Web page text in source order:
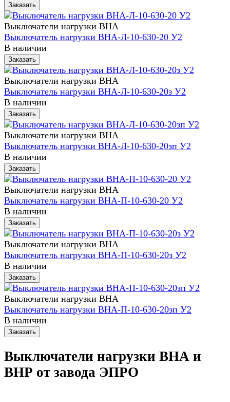
Заказать
Выключатели нагрузки ВНА
Выключатель нагрузки ВНА-Л-10-630-20 У2
В наличии
Заказать
Выключатели нагрузки ВНА
Выключатель нагрузки ВНА-Л-10-630-20з У2
В наличии
Заказать
Выключатели нагрузки ВНА
Выключатель нагрузки ВНА-Л-10-630-20зп У2
В наличии
Заказать
Выключатели нагрузки ВНА
Выключатель нагрузки ВНА-П-10-630-20 У2
В наличии
Заказать
Выключатели нагрузки ВНА
Выключатель нагрузки ВНА-П-10-630-20з У2
В наличии
Заказать
Выключатели нагрузки ВНА
Выключатель нагрузки ВНА-П-10-630-20зп У2
В наличии
Заказать
Выключатели нагрузки ВНА и
ВНР от завода ЭПРО